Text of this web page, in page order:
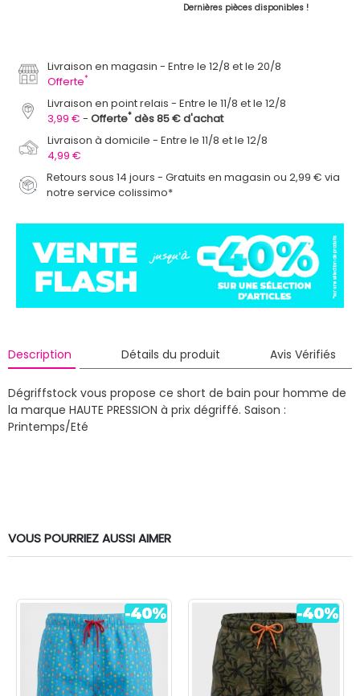
Dernières pièces disponibles !
Livraison en magasin
Entre le 12/8 et le 20/8
Offerte*
Livraison en point relais
Entre le 11/8 et le 12/8
3,99 €
Offerte* dès 85 € d'achat
Livraison à domicile
Entre le 11/8 et le 12/8
4,99 €
Retours sous 14 jours - Gratuits en magasin ou 2,99 € via
notre service colissimo*
Description Détails du produit Avis Vérifiés
Dégriffstock vous propose ce short de bain pour homme de
la marque HAUTE PRESSION à prix dégriffé. Saison :
Printemps/Eté
VOUS POURRIEZ AUSSI AIMER